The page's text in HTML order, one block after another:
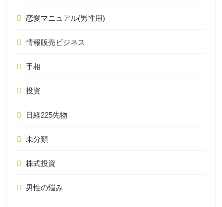
恋愛マニュアル(男性用)
情報販売ビジネス
手相
投資
日経225先物
未分類
株式投資
男性の悩み